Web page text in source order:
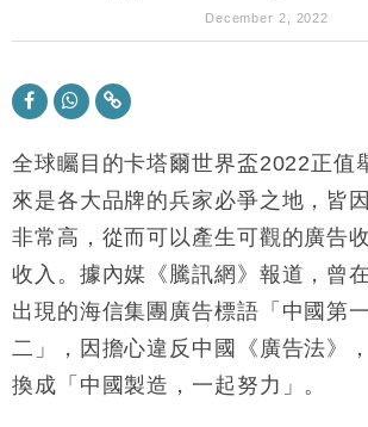
December 2, 2022
全球矚目的卡塔爾世界盃2022正值
來是各大品牌的兵家必爭之地，皆
非常高，從而可以產生可觀的廣告
收入。據內媒《騰訊網》報道，曾
出現的海信集團廣告標語「中國第
二」，因擔心違反中國《廣告法》
換成「中國製造，一起努力」。